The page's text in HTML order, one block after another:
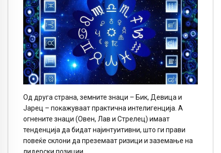
Од друга страна, земните знаци – Бик, Девица и
Јарец – покажуваат практична интелигенција. А
огнените знаци (Овен, Лав и Стрелец) имаат
тенденција да бидат најинтуитивни, што ги прави
повеќе склони да преземаат ризици и заземање на